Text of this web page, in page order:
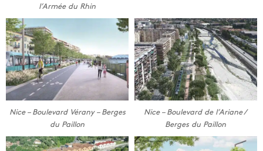
l’Armée du Rhin
Nice – Boulevard Vérany – Berges
du Paillon
Nice – Boulevard de l’Ariane /
Berges du Paillon